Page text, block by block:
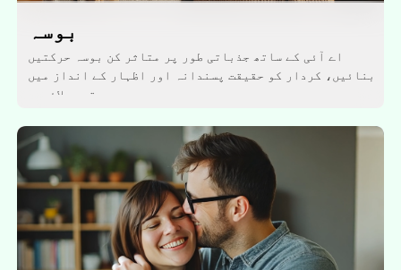
بوسہ
اے آئی کے ساتھ جذباتی طور پر متاثر کن بوسہ حرکتیں
بنائیں، کردار کو حقیقت پسندانہ اور اظہار کے انداز میں
قریب لائیں۔